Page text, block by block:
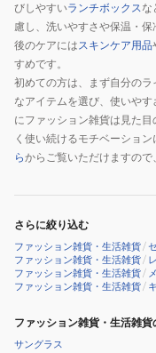
びしやすいランチボックスな
慮し、洗いやすさや保温・
後のケアにはスキンケア用品
すめです。
初めての方は、まず自分の
なアイテムを選び、使いや
にファッション雑貨は見た
く使い続けるモチベーショ
らからご覧いただけますので
さらに絞り込む
ファッション雑貨・生活雑貨/
ファッション雑貨・生活雑貨/
ファッション雑貨・生活雑貨/
ファッション雑貨・生活雑貨/
ファッション雑貨・生活雑
サングラス